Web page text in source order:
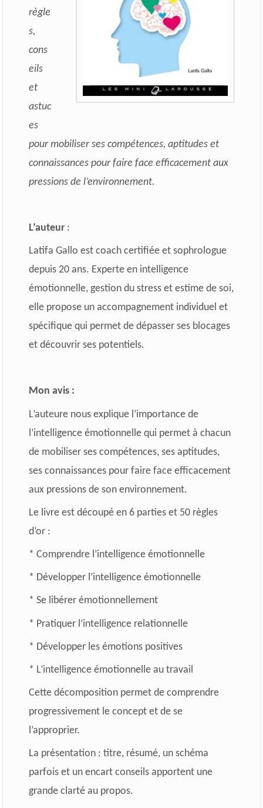
règle
s,
cons
eils
et
astuc
es
pour mobiliser ses compétences, aptitudes et
connaissances pour faire face efficacement aux
pressions de l’environnement.
L’auteur:
Latifa Gallo est coach certifiée et sophrologue
depuis 20 ans. Experte en intelligence
émotionnelle, gestion du stress et estime de soi,
elle propose un accompagnement individuel et
spécifique qui permet de dépasser ses blocages
et découvrir ses potentiels.
Mon avis :
L’auteure nous explique l’importance de
l’intelligence émotionnelle qui permet à chacun
de mobiliser ses compétences, ses aptitudes,
ses connaissances pour faire face efficacement
aux pressions de son environnement.
Le livre est découpé en 6 parties et 50 règles
d’or :
* Comprendre l’intelligence émotionnelle
* Développer l’intelligence émotionnelle
* Se libérer émotionnellement
* Pratiquer l’intelligence relationnelle
* Développer les émotions positives
* L’intelligence émotionnelle au travail
Cette décomposition permet de comprendre
progressivement le concept et de se
l’approprier.
La présentation : titre, résumé, un schéma
parfois et un encart conseils apportent une
grande clarté au propos.